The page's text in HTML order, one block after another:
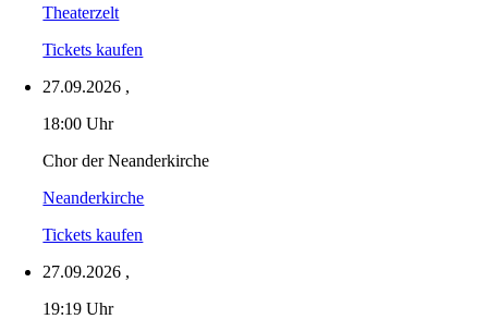
Theaterzelt
Tickets kaufen
27.09.2026 ,
18:00 Uhr
Chor der Neanderkirche
Neanderkirche
Tickets kaufen
27.09.2026 ,
19:19 Uhr